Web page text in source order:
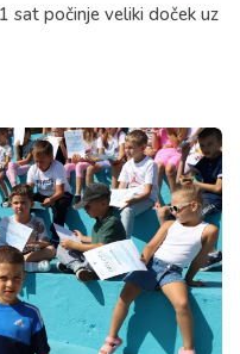
sat počinje veliki doček uz